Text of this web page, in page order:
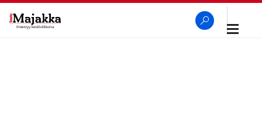
Avaa